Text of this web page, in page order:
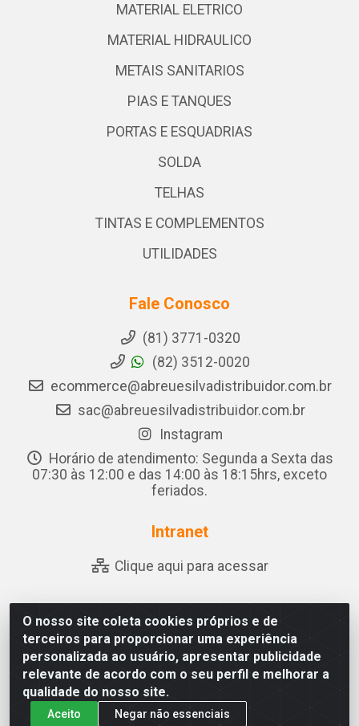
O nosso site coleta cookies próprios e de
terceiros para proporcionar uma experiência
personalizada ao usuário, apresentar publicidade
relevante de acordo com o seu perfil e melhorar a
qualidade do nosso site.
Aceito Negar não essenciais
MATERIAL ELETRICO
MATERIAL HIDRAULICO
METAIS SANITARIOS
PIAS E TANQUES
PORTAS E ESQUADRIAS
SOLDA
TELHAS
TINTAS E COMPLEMENTOS
UTILIDADES
Fale Conosco
(81) 3771-0320
(82) 3512-0020
ecommerce@abreuesilvadistribuidor.com.br
sac@abreuesilvadistribuidor.com.br
Instagram
Horário de atendimento: Segunda a Sexta das
07:30 às 12:00 e das 14:00 às 18:15hrs, exceto
feriados.
Intranet
Clique aqui para acessar
Abreu & Silva - Rua Padre Jose de Souza Leite, 265 - Ariado,
Olho D'Água das Flores/AL - CEP 57.442-000 - CNPJ
04.790.656/0001-06